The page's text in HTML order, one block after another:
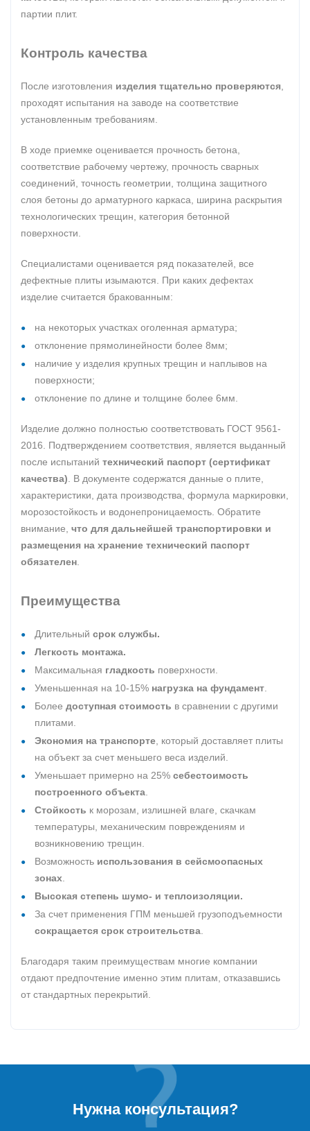
партии плит.
Контроль качества
После изготовления изделия тщательно проверяются
проходят испытания на заводе на соответствие
установленным требованиям.
В ходе приемке оценивается прочность бетона,
соответствие рабочему чертежу, прочность сварных
соединений, точность геометрии, толщина защитного
слоя бетоны до арматурного каркаса, ширина раскрытия
технологических трещин, категория бетонной
поверхности.
Специалистами оценивается ряд показателей, все
дефектные плиты изымаются. При каких дефектах
изделие считается бракованным:
на некоторых участках оголенная арматура;
отклонение прямолинейности более 8мм;
наличие у изделия крупных трещин и наплывов на
поверхности;
отклонение по длине и толщине более 6мм.
Изделие должно полностью соответствовать ГОСТ 9561-
2016. Подтверждением соответствия, является выданный
после испытаний технический паспорт (сертификат
качества) . В документе содержатся данные о плите,
характеристики, дата производства, формула маркировки,
морозостойкость и водонепроницаемость. Обратите
внимание, что для дальнейшей транспортировки и
размещения на хранение технический паспорт
обязателен
Преимущества
Длительный срок службы.
Легкость монтажа.
Максимальная гладкость поверхности.
Уменьшенная на 10-15% нагрузка на фундамент
Более доступная стоимость в сравнении с другими
плитами.
Экономия на транспорте , который доставляет плиты
на объект за счет меньшего веса изделий.
Уменьшает примерно на 25% себестоимость
построенного объекта
Стойкость к морозам, излишней влаге, скачкам
температуры, механическим повреждениям и
возникновению трещин.
Возможность использования в сейсмоопасных
зонах
Высокая степень шумо- и теплоизоляции.
За счет применения ГПМ меньшей грузоподъемности
сокращается срок строительства
Благодаря таким преимуществам многие компании
отдают предпочтение именно этим плитам, отказавшись
от стандартных перекрытий.
Нужна консультация?